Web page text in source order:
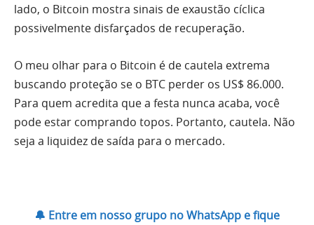
lado, o Bitcoin mostra sinais de exaustão cíclica
possivelmente disfarçados de recuperação.
O meu olhar para o Bitcoin é de cautela extrema
buscando proteção se o BTC perder os US$ 86.000.
Para quem acredita que a festa nunca acaba, você
pode estar comprando topos. Portanto, cautela. Não
seja a liquidez de saída para o mercado.
🔔 Entre em nosso grupo no WhatsApp e fique